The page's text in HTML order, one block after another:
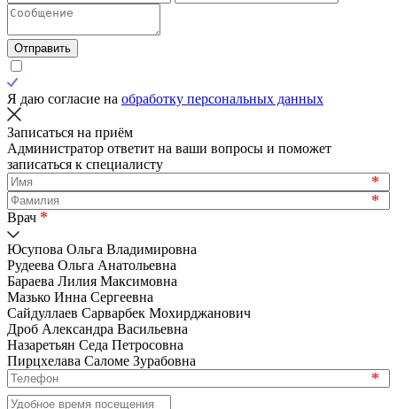
Отправить
Я даю согласие на обработку персональных данных
Записаться на приём
Администратор ответит на ваши вопросы и поможет
записаться к специалисту
*
*
Врач *
Юсупова Ольга Владимировна
Рудеева Ольга Анатольевна
Бараева Лилия Максимовна
Мазько Инна Сергеевна
Сайдуллаев Сарварбек Мохирджанович
Дроб Александра Васильевна
Назаретьян Седа Петросовна
Пирцхелава Саломе Зурабовна
*